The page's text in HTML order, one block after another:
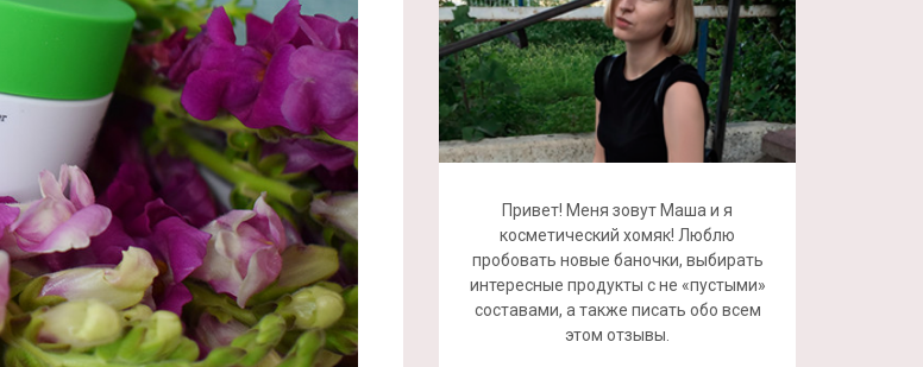
Привет! Меня зовут Маша и я
косметический хомяк! Люблю
пробовать новые баночки, выбирать
интересные продукты с не «пустыми»
составами, а также писать обо всем
этом отзывы.